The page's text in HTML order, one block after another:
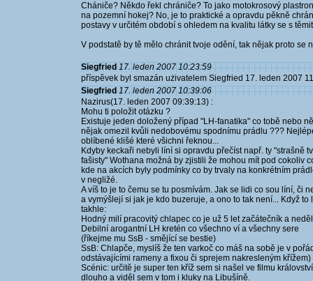
Chániče? Někdo řekl chrániče? To jako motokrosový
na pozemní hokej? No, je to praktické a opravdu pěkně
postavy v určitém období s ohledem na kvalitu látky se s
V podstatě by tě mělo chránit tvoje odění, tak nějak proto se
Siegfried 17. leden 2007 10:23:59
příspěvek byl smazán użivatelem Siegfried 17. leden 2007
Siegfried 17. leden 2007 10:39:06
Nazirus(17. leden 2007 09:39:13) :
Mohu ti položit otázku ?
Existuje jeden doložený případ "LH-fanatika" co tobě nebo
nějak omezil kvůli nedobovému spodnímu prádlu ???
oblíbené klišé které všichni řeknou...
Kdyby keckaři nebyli líní si opravdu přečíst např. ty "strašně
fašisty" Wothana možná by zjistili že mohou mít pod cokoliv
kde na akcích byly podmínky co by trvaly na konkrétním
v negližé.
A víš to je to čemu se tu posmívám. Jak se lidi co sou líní, či
a vymýšlejí si jak je kdo buzeruje, a ono to tak není... Když
takhle:
Hodný milí pracovitý chlapec co je už 5 let začátečník a
Debilní arogantní LH kretén co všechno ví a všechny sere
(říkejme mu SsB - smějící se bestie)
SsB: Chlapče, myslíš že ten varkoč co máš na sobě je v
odstávajícími rameny a fixou či sprejem nakresleným křížem)
Scénic: určitě je super ten kříž sem si našel ve filmu
dlouho a viděl sem v tom i kluky na Libušíně.